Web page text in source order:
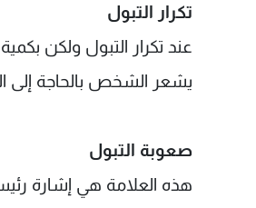
تكرار التبول
عند تكرار التبول ولكن
يشعر الشخص بالحاجة إلى
صعوبة التبول
هذه العلامة هي إشارة